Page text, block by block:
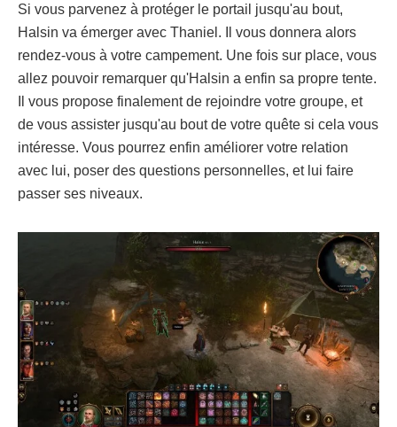
Si vous parvenez à protéger le portail jusqu'au bout,
Halsin va émerger avec Thaniel. Il vous donnera alors
rendez-vous à votre campement. Une fois sur place, vous
allez pouvoir remarquer qu'Halsin a enfin sa propre tente.
Il vous propose finalement de rejoindre votre groupe, et
de vous assister jusqu'au bout de votre quête si cela vous
intéresse. Vous pourrez enfin améliorer votre relation
avec lui, poser des questions personnelles, et lui faire
passer ses niveaux.